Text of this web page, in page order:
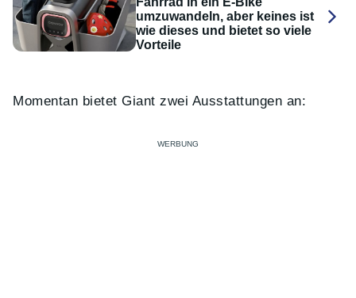
umzuwandeln, aber keines ist
wie dieses und bietet so viele
Vorteile
Momentan bietet Giant zwei Ausstattungen an: